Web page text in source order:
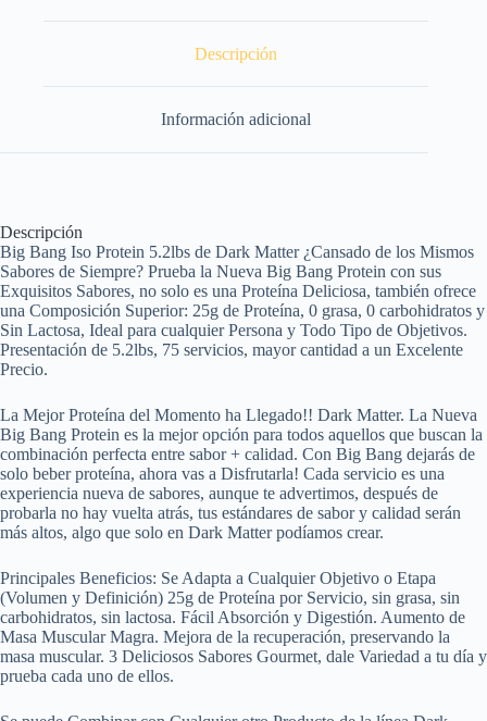
Cheesecake
Descripción
Información adicional
Descripción
Big Bang Iso Protein 5.2lbs de Dark Matter ¿Cansado de los Mismos
Sabores de Siempre? Prueba la Nueva Big Bang Protein con sus
Exquisitos Sabores, no solo es una Proteína Deliciosa, también ofrece
una Composición Superior: 25g de Proteína, 0 grasa, 0 carbohidratos y
Sin Lactosa, Ideal para cualquier Persona y Todo Tipo de Objetivos.
Presentación de 5.2lbs, 75 servicios, mayor cantidad a un Excelente
Precio.
La Mejor Proteína del Momento ha Llegado!! Dark Matter. La Nueva
Big Bang Protein es la mejor opción para todos aquellos que buscan la
combinación perfecta entre sabor + calidad. Con Big Bang dejarás de
solo beber proteína, ahora vas a Disfrutarla! Cada servicio es una
experiencia nueva de sabores, aunque te advertimos, después de
probarla no hay vuelta atrás, tus estándares de sabor y calidad serán
más altos, algo que solo en Dark Matter podíamos crear.
Principales Beneficios: Se Adapta a Cualquier Objetivo o Etapa
(Volumen y Definición) 25g de Proteína por Servicio, sin grasa, sin
carbohidratos, sin lactosa. Fácil Absorción y Digestión. Aumento de
Masa Muscular Magra. Mejora de la recuperación, preservando la
masa muscular. 3 Deliciosos Sabores Gourmet, dale Variedad a tu día y
prueba cada uno de ellos.